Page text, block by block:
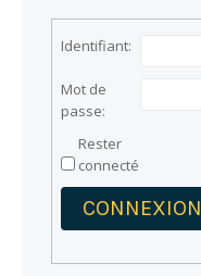
Identifiant:
Mot de
passe:
Rester
connecté
CONNEXION